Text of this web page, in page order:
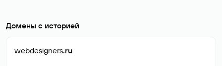
Домены с историей
webdesigners.ru